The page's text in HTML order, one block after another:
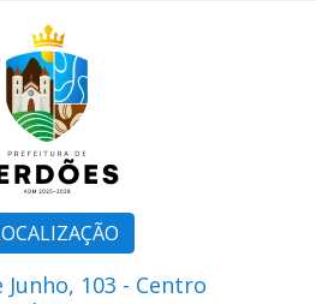
Junho, 103 - Centro